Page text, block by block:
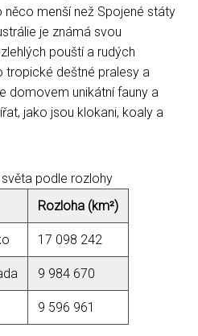
něco menší než Spojené státy
je známá svou
pouští a rudých
tropické deštné pralesy a
domovem unikátní fauny a
jako jsou klokani, koaly a
podle rozlohy
Rozloha (km²)
17 098 242
9 984 670
9 596 961